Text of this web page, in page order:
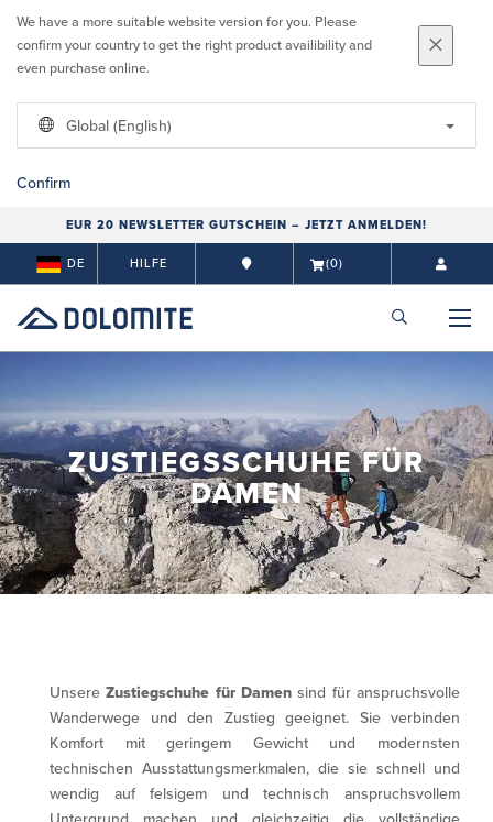
We have a more suitable website version for you. Please
confirm your country to get the right product availibility and
even purchase online.
Global (English)
Confirm
EUR 20 NEWSLETTER GUTSCHEIN – JETZT ANMELDEN!
DE HILFE (0)
ZUSTIEGSSCHUHE FÜR
DAMEN
UnsereZustiegschuhe für Damen sind für anspruchsvolle
Wanderwege und den Zustieg geeignet. Sie verbinden
Komfort mit geringem Gewicht und modernsten
technischen Ausstattungsmerkmalen, die sie schnell und
wendig auf felsigem und technisch anspruchsvollem